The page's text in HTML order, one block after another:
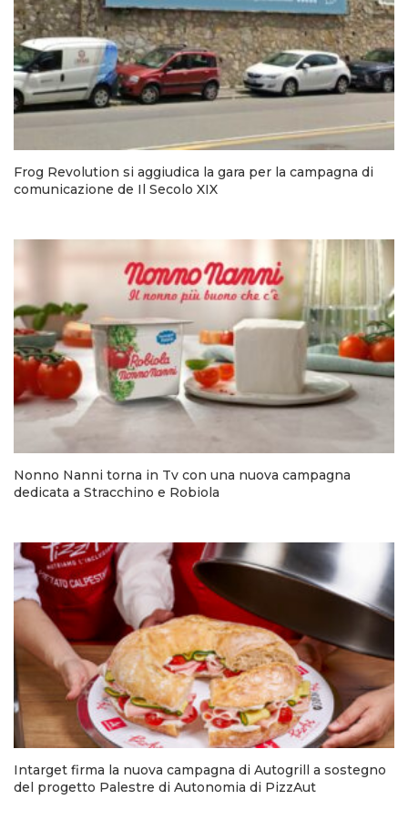
Frog Revolution si aggiudica la gara per la campagna di
comunicazione de Il Secolo XIX
Nonno Nanni torna in Tv con una nuova campagna
dedicata a Stracchino e Robiola
Intarget firma la nuova campagna di Autogrill a sostegno
del progetto Palestre di Autonomia di PizzAut